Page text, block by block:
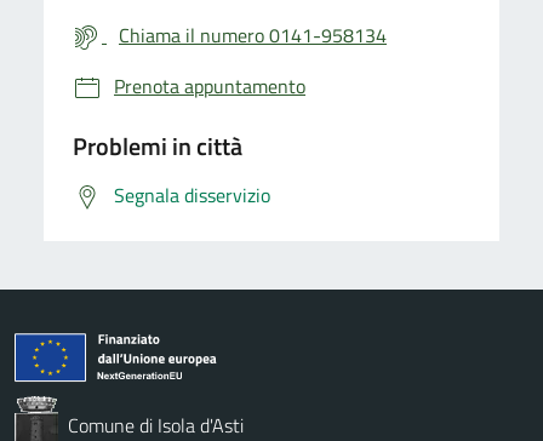
Chiama il numero 0141-958134
Prenota appuntamento
Problemi in città
Segnala disservizio
Comune di Isola d'Asti